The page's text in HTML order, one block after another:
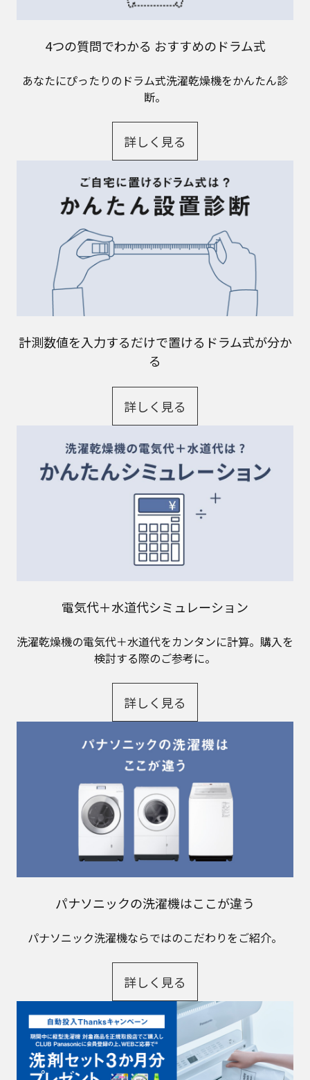
4つの質問でわかる おすすめのドラム式
あなたにぴったりのドラム式洗濯乾燥機をかんたん診
断。
詳しく見る
計測数値を入力するだけで置けるドラム式が分か
る
詳しく見る
電気代＋水道代シミュレーション
洗濯乾燥機の電気代＋水道代をカンタンに計算。購入を
検討する際のご参考に。
詳しく見る
パナソニックの洗濯機はここが違う
パナソニック洗濯機ならではのこだわりをご紹介。
詳しく見る